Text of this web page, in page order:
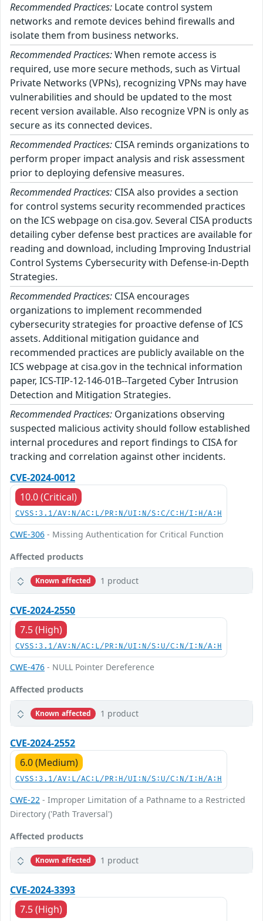
Recommended Practices: Locate control system
networks and remote devices behind firewalls and
isolate them from business networks.
Recommended Practices:When remote access is
required, use more secure methods, such as Virtual
Private Networks (VPNs), recognizing VPNs may have
vulnerabilities and should be updated to the most
recent version available. Also recognize VPN is only as
secure as its connected devices.
Recommended Practices: CISA reminds organizations to
perform proper impact analysis and risk assessment
prior to deploying defensive measures.
Recommended Practices: CISA also provides a section
for control systems security recommended practices
on the ICS webpage on cisa.gov. Several CISA products
detailing cyber defense best practices are available for
reading and download, including Improving Industrial
Control Systems Cybersecurity with Defense-in-Depth
Strategies.
Recommended Practices: CISA encourages
organizations to implement recommended
cybersecurity strategies for proactive defense of ICS
assets. Additional mitigation guidance and
recommended practices are publicly available on the
ICS webpage at cisa.gov in the technical information
paper, ICS-TIP-12-146-01B--Targeted Cyber Intrusion
Detection and Mitigation Strategies.
Recommended Practices: Organizations observing
suspected malicious activity should follow established
internal procedures and report findings to CISA for
tracking and correlation against other incidents.
CVE-2024-0012
10.0 (Critical)
CVSS:3.1/AV:N/AC:L/PR:N/UI:N/S:C/C:H/I:H/A:H
CWE-306 - Missing Authentication for Critical Function
Affected products
Known affected 1 product
CVE-2024-2550
7.5 (High)
CVSS:3.1/AV:N/AC:L/PR:N/UI:N/S:U/C:N/I:N/A:H
CWE-476 - NULL Pointer Dereference
Affected products
Known affected 1 product
CVE-2024-2552
6.0 (Medium)
CVSS:3.1/AV:L/AC:L/PR:H/UI:N/S:U/C:N/I:H/A:H
CWE-22 - Improper Limitation of a Pathname to a Restricted
Directory ('Path Traversal')
Affected products
Known affected 1 product
CVE-2024-3393
7.5 (High)